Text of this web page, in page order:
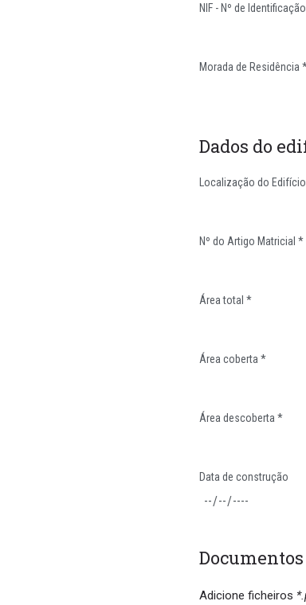
NIF - Nº de
Morada de Residência
Dados do
Localização do
Nº do Artigo Matricial *
Área total *
Área coberta *
Área descoberta *
Data de construção
Documentos
Adicione ficheiros